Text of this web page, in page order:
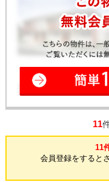
11
11
会員登録をすると